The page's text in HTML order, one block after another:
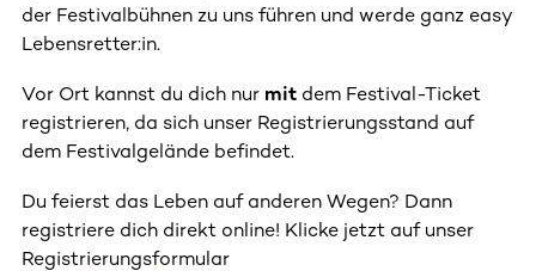
der Festivalbühnen zu uns führen und werde ganz easy
Lebensretter:in.
Vor Ort kannst du dich nur mit dem Festival-Ticket
registrieren, da sich unser Registrierungsstand auf
dem Festivalgelände befindet.
Du feierst das Leben auf anderen Wegen? Dann
registriere dich direkt online! Klicke jetzt auf unser
Registrierungsformular